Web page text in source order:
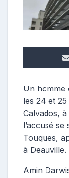
Un homme
les 24 et 25
Calvados,
l’accusé
Touques,
à Deauville.
Amin